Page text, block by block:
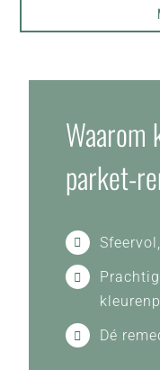
Waarom
parket-
Dé